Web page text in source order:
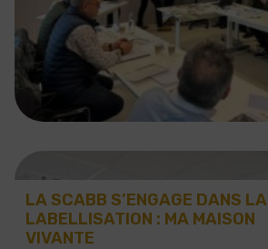
LA SCABB S’ENGAGE DANS LA
LABELLISATION : MA MAISON
VIVANTE